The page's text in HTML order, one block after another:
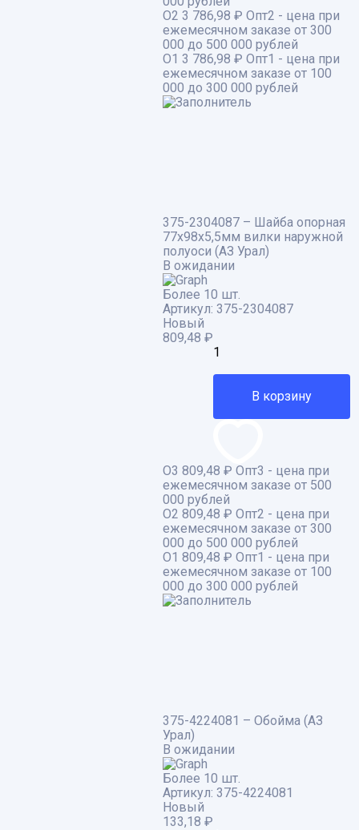
О2 3 786,98 ₽ Опт2 - цена при
ежемесячном заказе от 300
000 до 500 000 рублей
О1 3 786,98 ₽ Опт1 - цена при
ежемесячном заказе от 100
000 до 300 000 рублей
375-2304087 – Шайба опорная
77х98х5,5мм вилки наружной
полуоси (АЗ Урал)
В ожидании
Более 10 шт.
Артикул: 375-2304087
Новый
809,48 ₽
В корзину
О3 809,48 ₽ Опт3 - цена при
ежемесячном заказе от 500
000 рублей
О2 809,48 ₽ Опт2 - цена при
ежемесячном заказе от 300
000 до 500 000 рублей
О1 809,48 ₽ Опт1 - цена при
ежемесячном заказе от 100
000 до 300 000 рублей
375-4224081 – Обойма (АЗ
Урал)
В ожидании
Более 10 шт.
Артикул: 375-4224081
Новый
133,18 ₽